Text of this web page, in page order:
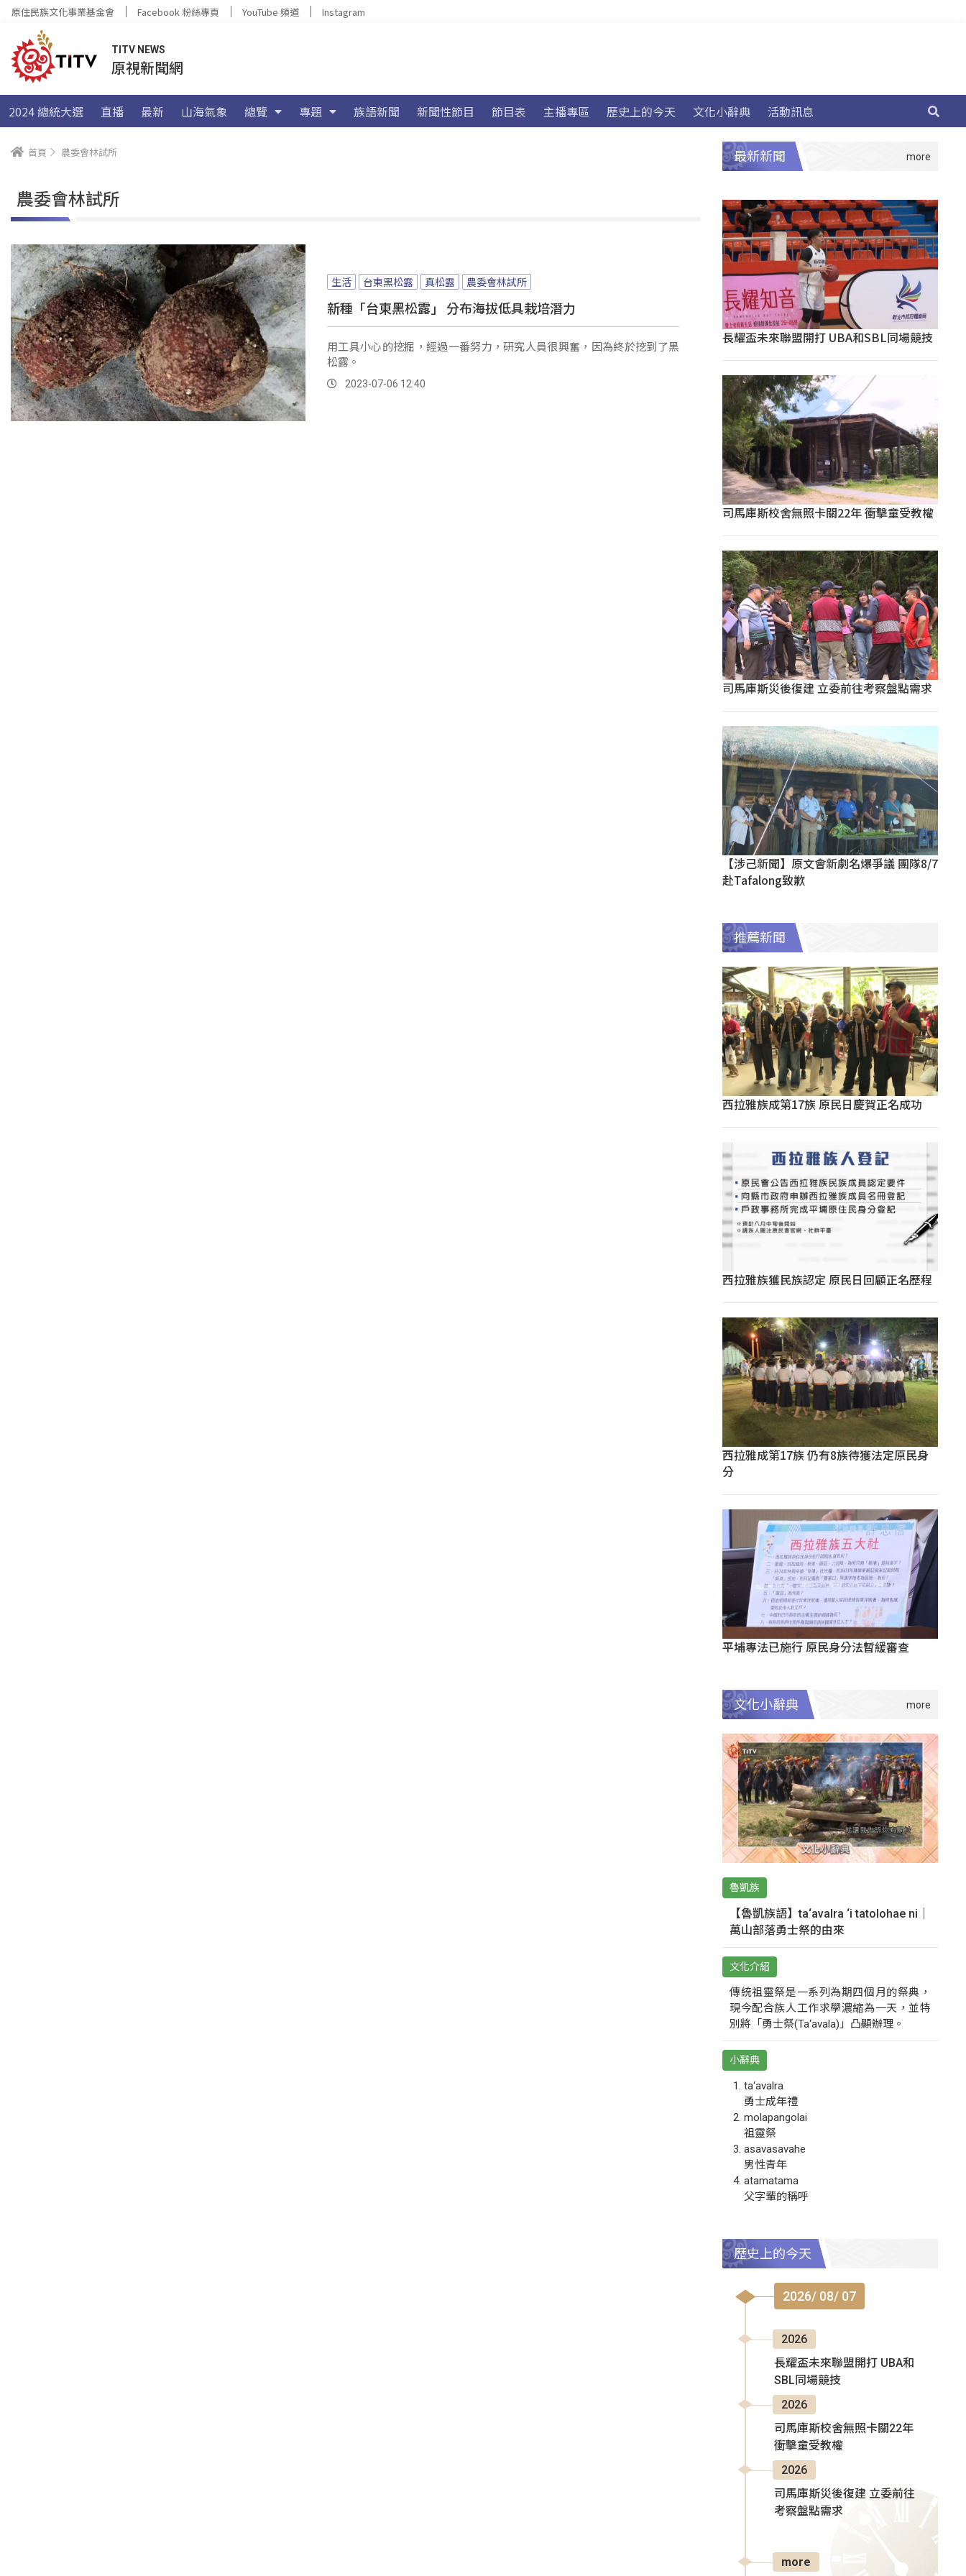
原住民族文化事業基金會 Facebook 粉絲專頁 YouTube 頻道 Instagram
TITV NEWS
原視新聞網
2024 總統大選 直播 最新 山海氣象 總覽 專題 族語新聞 新聞性節目 節目表 主播專區 歷史上的今天 文化小辭典 活動訊息
首頁 農委會林試所
農委會林試所
生活 台東黑松露 真松露 農委會林試所
新種「台東黑松露」 分布海拔低具栽培潛力
用工具小心的挖掘，經過一番努力，研究人員很興奮，因為終於挖到了黑
松露。
2023-07-06 12:40
最新新聞
長耀盃未來聯盟開打 UBA和SBL同場競技
司馬庫斯校舍無照卡關22年 衝擊童受教權
司馬庫斯災後復建 立委前往考察盤點需求
【涉己新聞】原文會新劇名爆爭議 團隊8/7
赴Tafalong致歉
推薦新聞
西拉雅族成第17族 原民日慶賀正名成功
西拉雅族獲民族認定 原民日回顧正名歷程
西拉雅成第17族 仍有8族待獲法定原民身
分
平埔專法已施行 原民身分法暫緩審查
文化小辭典
魯凱族
【魯凱族語】ta‘avalra ‘i tatolohae ni｜
萬山部落勇士祭的由來
文化介紹
傳統祖靈祭是一系列為期四個月的祭典，
現今配合族人工作求學濃縮為一天，並特
別將「勇士祭(Ta‘avala)」凸顯辦理。
小辭典
ta‘avalra
勇士成年禮
molapangolai
祖靈祭
asavasavahe
男性青年
atamatama
父字輩的稱呼
歷史上的今天
2026/ 08/ 07
2026
長耀盃未來聯盟開打 UBA和
SBL同場競技
2026
司馬庫斯校舍無照卡關22年
衝擊童受教權
2026
司馬庫斯災後復建 立委前往
考察盤點需求
more